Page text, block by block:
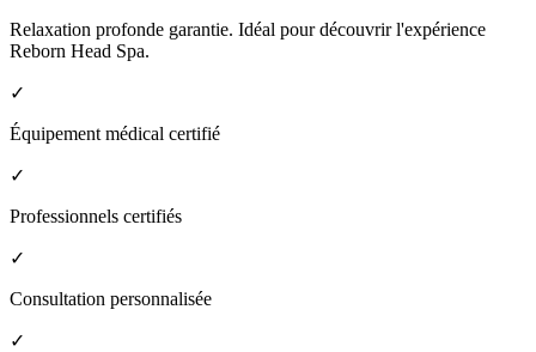
Relaxation profonde garantie. Idéal pour découvrir l'expérience
Reborn Head Spa.
✓
Équipement médical certifié
✓
Professionnels certifiés
✓
Consultation personnalisée
✓